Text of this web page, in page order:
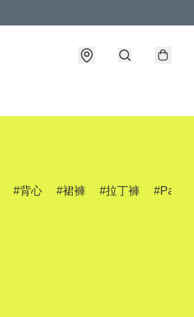
背心 裙褲 拉丁褲 Pants